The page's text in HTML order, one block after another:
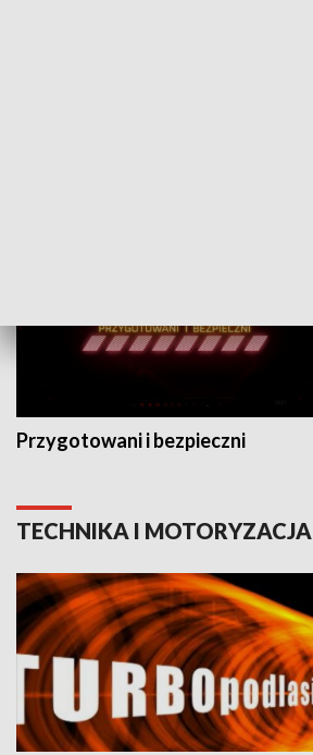
Przygotowani i bezpieczni
TECHNIKA I MOTORYZACJA